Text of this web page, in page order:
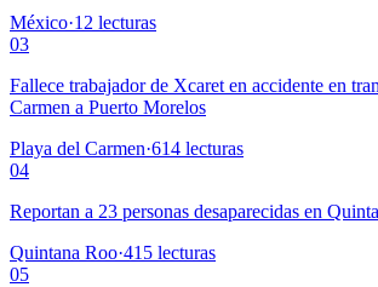
México·12 lecturas
03
Fallece trabajador de Xcaret en accidente en
Carmen a Puerto Morelos
Playa del Carmen·614 lecturas
04
Reportan a 23 personas desaparecidas en
Quintana Roo·415 lecturas
05